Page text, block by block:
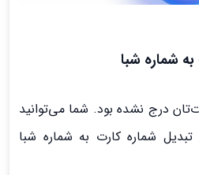
شماره شبا
درج نشده بود. شما می‌توانید
شماره کارت به شماره شبا